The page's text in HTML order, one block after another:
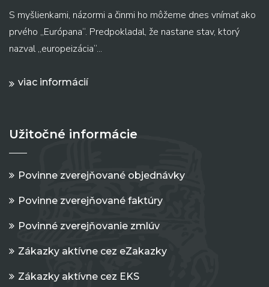
S myšlienkami, názormi a činmi ho môžeme dnes vnímať ako
prvého „Európana“. Predpokladal, že nastane stav, ktorý
nazval „europeizácia“...
viac informácií
Užitočné informácie
Povinne zverejňované objednávky
Povinne zverejňované faktúry
Povinné zverejňovanie zmlúv
Zákazky aktívne cez eZakazky
Zákazky aktívne cez EKS